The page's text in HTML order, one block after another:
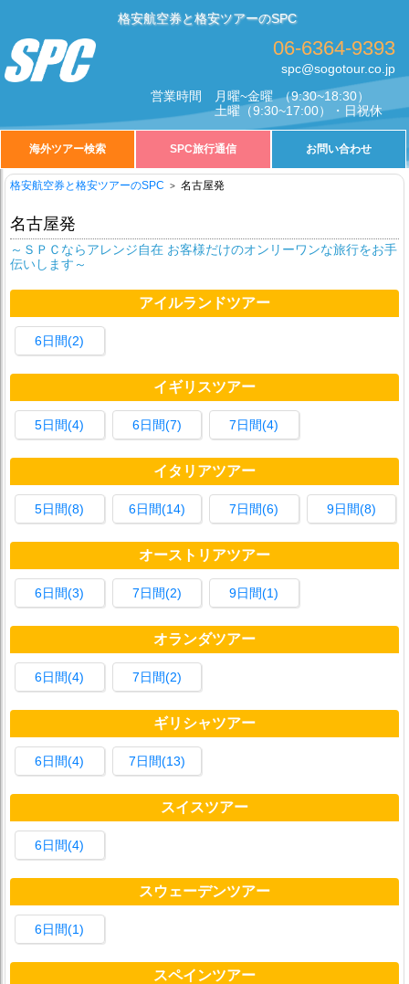
格安航空券と格安ツアーのSPC
06-6364-9393
spc@sogotour.co.jp
営業時間
月曜~金曜 （9:30~18:30）
土曜（9:30~17:00）・日祝休
海外ツアー検索 SPC旅行通信 お問い合わせ
格安航空券と格安ツアーのSPC 名古屋発
名古屋発
～ＳＰＣならアレンジ自在 お客様だけのオンリーワンな旅行をお手
伝いします～
アイルランドツアー
6日間(2)
イギリスツアー
5日間(4) 6日間(7) 7日間(4)
イタリアツアー
5日間(8) 6日間(14) 7日間(6) 9日間(8)
オーストリアツアー
6日間(3) 7日間(2) 9日間(1)
オランダツアー
6日間(4) 7日間(2)
ギリシャツアー
6日間(4) 7日間(13)
スイスツアー
6日間(4)
スウェーデンツアー
6日間(1)
スペインツアー